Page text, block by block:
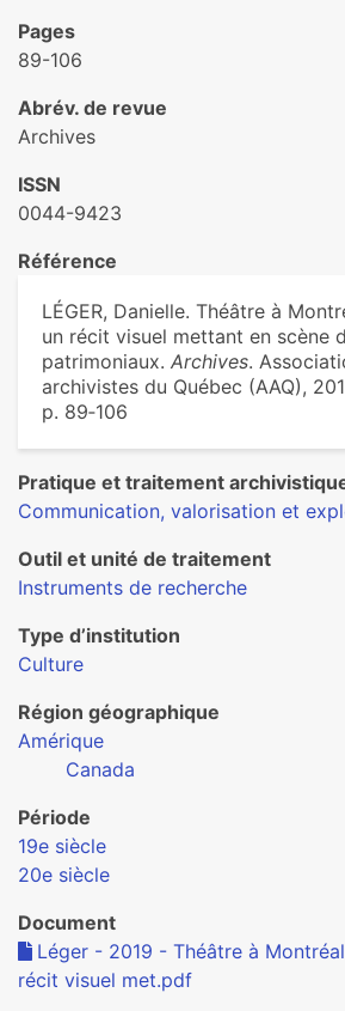
Pages
89-106
Abrév. de revue
Archives
ISSN
0044-9423
Référence
LÉGER, Danielle. Théâtre à
un récit visuel mettant en scène
patrimoniaux. Archives.
archivistes du Québec (AAQ),
p. 89‑106
Pratique et traitement
Communication, valorisation et
Outil et unité de traitement
Instruments de recherche
Type d’institution
Culture
Région géographique
Amérique
Canada
Période
19e siècle
20e siècle
Document
Léger - 2019 - Théâtre à
récit visuel met.pdf